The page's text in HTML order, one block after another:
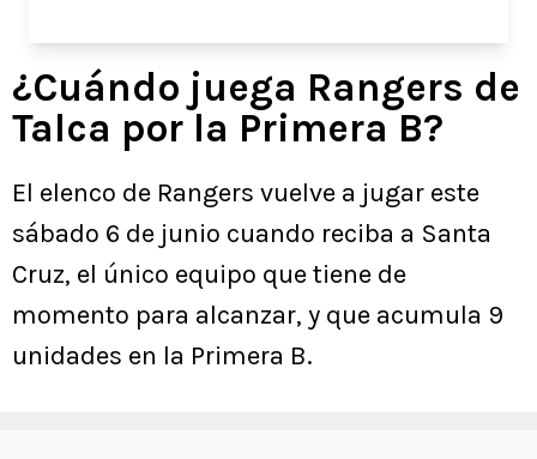
¿Cuándo juega Rangers de
Talca por la Primera B?
El elenco de Rangers vuelve a jugar este
sábado 6 de junio cuando reciba a Santa
Cruz, el único equipo que tiene de
momento para alcanzar, y que acumula 9
unidades en la Primera B.